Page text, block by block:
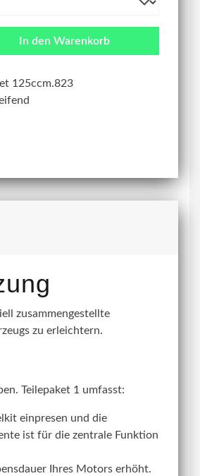
In den Warenkorb
125ccm.823
zusammengestellte
zu erleichtern.
Teilepaket 1 umfasst:
einpresen und die
ist für die zentrale Funktion
Ihres Motors erhöht.